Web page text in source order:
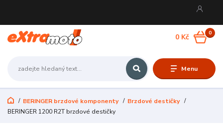
Menu
0
0 Kč
BERINGER brzdové komponenty
Brzdové destičky
BERINGER 1200 R2T brzdové destičky